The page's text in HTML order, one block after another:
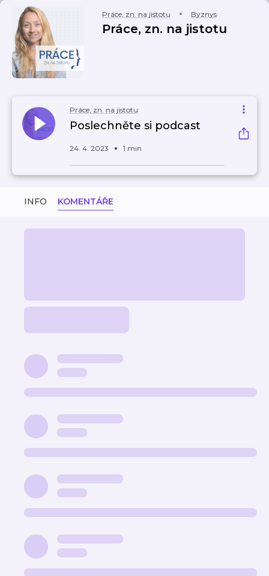
Práce, zn. na jistotu Byznys
Práce, zn. na jistotu
Práce, zn. na jistotu
Poslechněte si podcast
24. 4. 2023 1 min
INFO KOMENTÁŘE